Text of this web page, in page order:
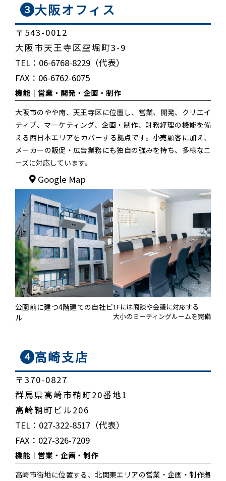
３ 大阪オフィス
〒543-0012
大阪市天王寺区空堀町3-9
TEL：06-6768-8229（代表）
FAX：06-6762-6075
機能｜ 営業・開発・企画・制作
大阪市のやや南、天王寺区に位置し、営業、開発、クリエイ
ティブ、マーケティング、企画・制作、財務経理の機能を備
える西日本エリアをカバーする拠点です。小売顧客に加え、
メーカーの販促・広告業務にも独自の強みを持ち、多様なニ
ーズに対応しています。
Google Map
公園前に建つ4階建ての自社ビ
ル
1Fには商談や会議に対応する
大小のミーティングルームを完備
４ 高崎支店
〒370-0827
群馬県高崎市鞘町20番地1
高崎鞘町ビル206
TEL：027-322-8517（代表）
FAX：027-326-7209
機能｜ 営業・企画・制作
高崎市街地に位置する、北関東エリアの営業・企画・制作拠